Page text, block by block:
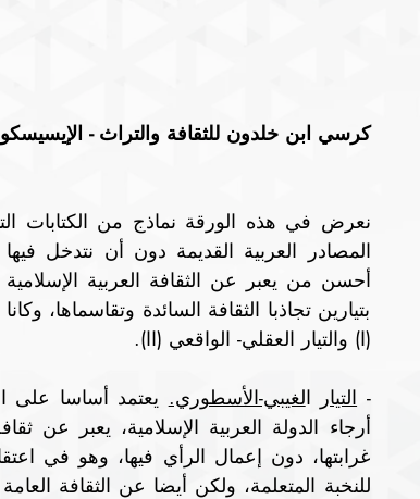
كرسي ابن خلدون للثقافة والتراث - الإيسيسكو
(ا) والتيار العقلي- الواقعي (اا).
- التيار الغيبي-الأسطوري.